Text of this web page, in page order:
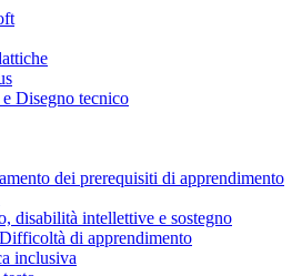
Disegno tecnico
dei prerequisiti di apprendimento
disabilità intellettive e sostegno
di apprendimento
inclusiva